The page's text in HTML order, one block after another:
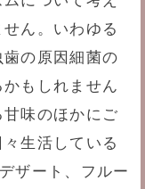
ん。いわゆる
の原因細菌の
もしれません
味のほかにご
生活している
ザート、フルー